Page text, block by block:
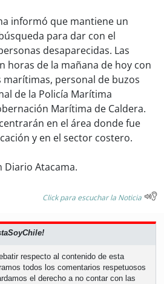
informó que mantiene un
para dar con el
desaparecidas. Las
horas de la mañana de hoy con
marítimas, personal de buzos
de la Policía Marítima
Marítima de Caldera.
en el área donde fue
y en el sector costero.
Diario Atacama.
Click para escuchar la Noticia
respecto al contenido de esta
todos los comentarios respetuosos
el derecho a no contar con las